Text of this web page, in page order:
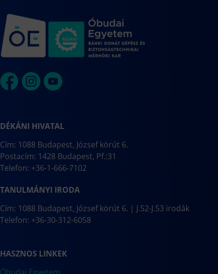
DÉKÁNI HIVATAL
Cím: 1088 Budapest, József körút 6.
Postacím: 1428 Budapest, Pf.:31
Telefon: +36-1-666-7102
TANULMÁNYI IRODA
Cím: 1088 Budapest, József körút 6. | J.52-J.53 irodák
Telefon: +36-30-312-6058
HASZNOS LINKEK